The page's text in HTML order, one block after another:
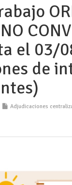
el 03/
de
Adjudicaciones